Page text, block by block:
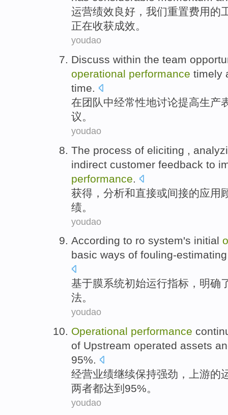
运营绩效良好 ， 我们重置费用的
正在收获成效。
youdao
Discuss within the team
operational performance timely
time.
在团队中经常性地讨论提高生产
议。
youdao
The process of eliciting
indirect customer feedback to
performance
获得 ， 分析和直接或间接的应用
绩。
youdao
According to ro system's initial
basic ways of fouling-
基于膜系统初始运行指标 ，明确
法。
youdao
Operational performance
of Upstream operated assets
95%.
经营业绩继续保持强劲 ， 上游的
两者都达到95%。
youdao